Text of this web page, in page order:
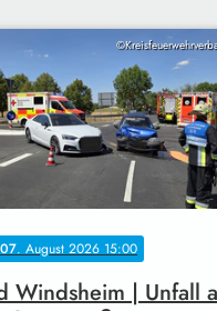
07. August 2026 15:00
Windsheim | Unfall